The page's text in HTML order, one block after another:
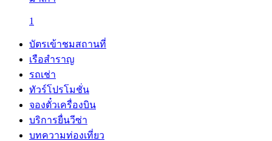
1
บัตรเข้าชมสถานที่
เรือสำราญ
รถเช่า
ทัวร์โปรโมชั่น
จองตั๋วเครื่องบิน
บริการยื่นวีซ่า
บทความท่องเที่ยว